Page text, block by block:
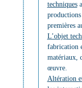
techniques
premières
L’objet
fabrication
matériaux,
œuvre.
Altération